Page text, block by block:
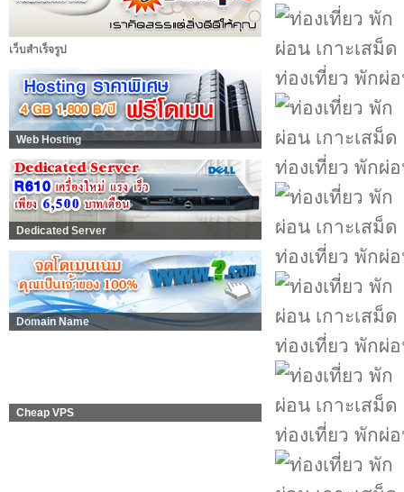
เว็บสำเร็จรูป
Web Hosting
Dedicated Server
Domain Name
Cheap VPS
ท่องเที่ยว พักผ่
ท่องเที่ยว พักผ่
ท่องเที่ยว พักผ่
ท่องเที่ยว พักผ่
ท่องเที่ยว พักผ่